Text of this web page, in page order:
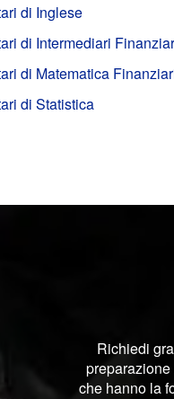
di Inglese
di Intermediari
di Matematica
di Statistica
Richiedi
che hanno la